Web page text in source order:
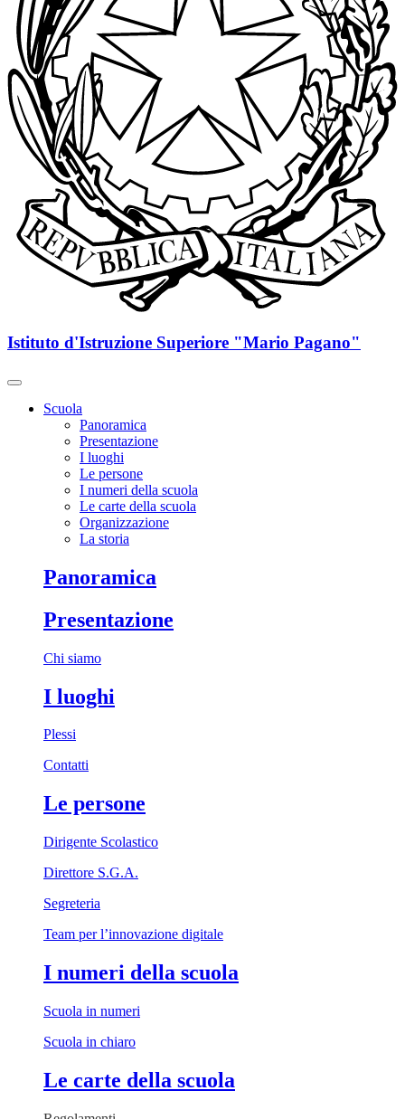
Istituto d'Istruzione Superiore "Mario Pagano"
Scuola
Panoramica
Presentazione
I luoghi
Le persone
I numeri della scuola
Le carte della scuola
Organizzazione
La storia
Panoramica
Presentazione
Chi siamo
I luoghi
Plessi
Contatti
Le persone
Dirigente Scolastico
Direttore S.G.A.
Segreteria
Team per l’innovazione digitale
I numeri della scuola
Scuola in numeri
Scuola in chiaro
Le carte della scuola